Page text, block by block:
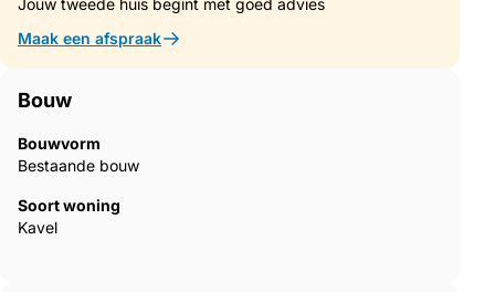
Jouw tweede huis begint met goed advies
Maak een afspraak
Bouw
Bouwvorm
Bestaande bouw
Soort woning
Kavel